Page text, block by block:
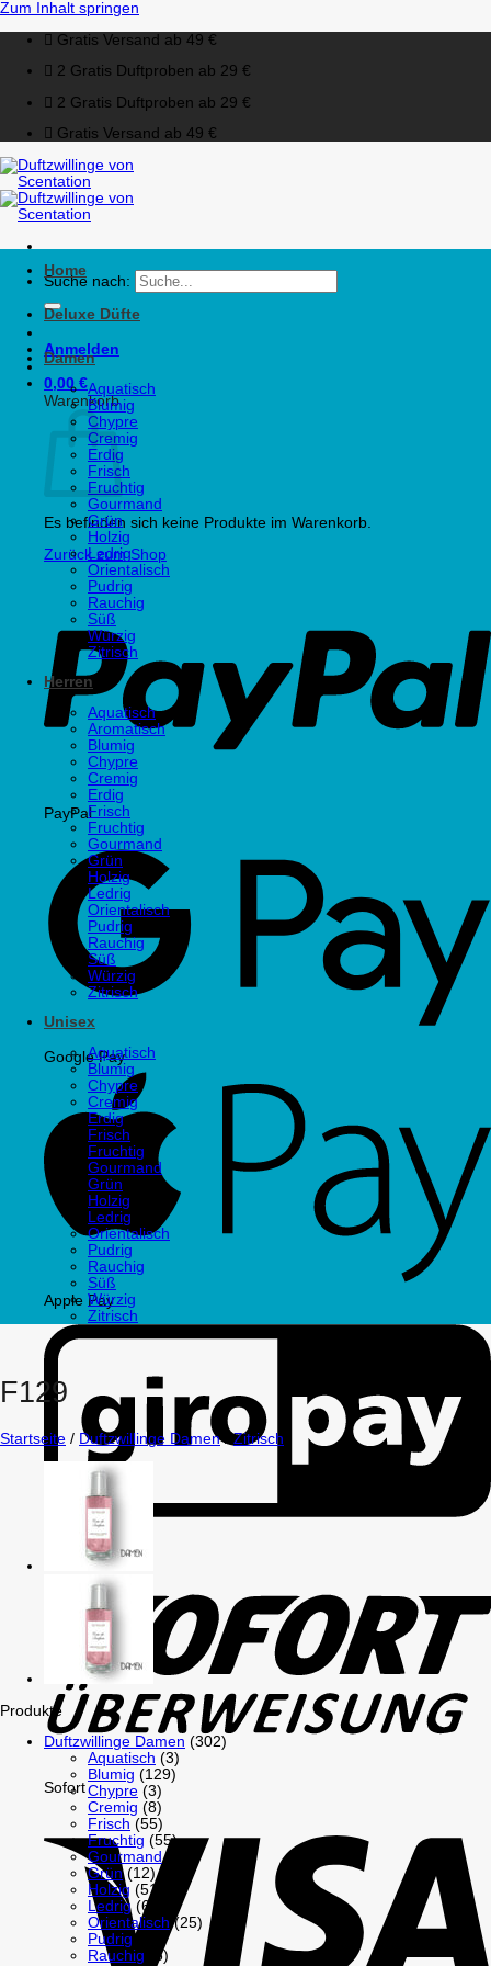
Zum Inhalt springen
Gratis Versand ab 49 €
2 Gratis Duftproben ab 29 €
2 Gratis Duftproben ab 29 €
Gratis Versand ab 49 €
Suche nach:
Anmelden
0,00 €
Warenkorb
Es befinden sich keine Produkte im Warenkorb.
Zurück zum Shop
PayPal
Google Pay
Apple Pay
GiroPay
Sofort
Home
Deluxe Düfte
Damen
Aquatisch
Blumig
Chypre
Cremig
Erdig
Frisch
Fruchtig
Gourmand
Grün
Holzig
Ledrig
Orientalisch
Pudrig
Rauchig
Süß
Würzig
Zitrisch
Herren
Aquatisch
Aromatisch
Blumig
Chypre
Cremig
Erdig
Frisch
Fruchtig
Gourmand
Grün
Holzig
Ledrig
Orientalisch
Pudrig
Rauchig
Süß
Würzig
Zitrisch
Unisex
Aquatisch
Blumig
Chypre
Cremig
Erdig
Frisch
Fruchtig
Gourmand
Grün
Holzig
Ledrig
Orientalisch
Pudrig
Rauchig
Süß
Würzig
Zitrisch
F129
Startseite / Duftzwillinge Damen Zitrisch
Produkte
Duftzwillinge Damen (302)
Aquatisch (3)
Blumig (129)
Chypre (3)
Cremig (8)
Frisch (55)
Fruchtig (55)
Gourmand
Grün (12)
Holzig (51)
Ledrig (6)
Orientalisch (25)
Pudrig
Rauchig
(6)